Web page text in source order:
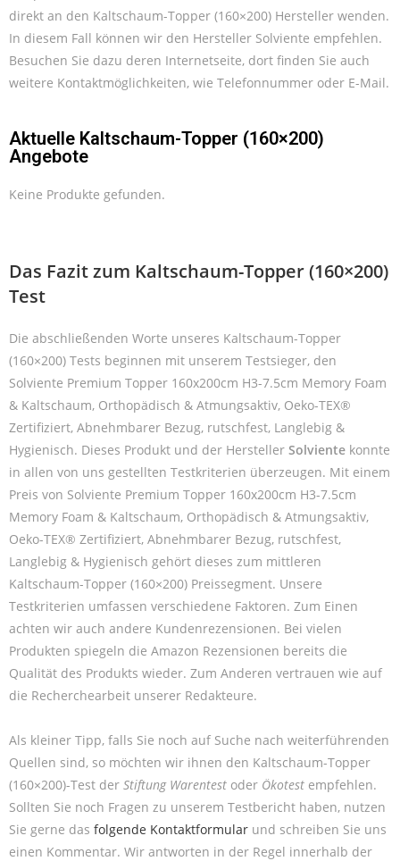
direkt an den Kaltschaum-Topper (160×200) Hersteller wenden.
In diesem Fall können wir den Hersteller Solviente empfehlen.
Besuchen Sie dazu deren Internetseite, dort finden Sie auch
weitere Kontaktmöglichkeiten, wie Telefonnummer oder E-Mail.
Aktuelle Kaltschaum-Topper (160×200)
Angebote
Keine Produkte gefunden.
Das Fazit zum Kaltschaum-Topper (160×200)
Test
Die abschließenden Worte unseres Kaltschaum-Topper
(160×200) Tests beginnen mit unserem Testsieger, den
Solviente Premium Topper 160x200cm H3-7.5cm Memory Foam
& Kaltschaum, Orthopädisch & Atmungsaktiv, Oeko-TEX®
Zertifiziert, Abnehmbarer Bezug, rutschfest, Langlebig &
Hygienisch. Dieses Produkt und der Hersteller Solviente konnte
in allen von uns gestellten Testkriterien überzeugen. Mit einem
Preis von Solviente Premium Topper 160x200cm H3-7.5cm
Memory Foam & Kaltschaum, Orthopädisch & Atmungsaktiv,
Oeko-TEX® Zertifiziert, Abnehmbarer Bezug, rutschfest,
Langlebig & Hygienisch gehört dieses zum mittleren
Kaltschaum-Topper (160×200) Preissegment. Unsere
Testkriterien umfassen verschiedene Faktoren. Zum Einen
achten wir auch andere Kundenrezensionen. Bei vielen
Produkten spiegeln die Amazon Rezensionen bereits die
Qualität des Produkts wieder. Zum Anderen vertrauen wie auf
die Recherchearbeit unserer Redakteure.
Als kleiner Tipp, falls Sie noch auf Suche nach weiterführenden
Quellen sind, so möchten wir ihnen den Kaltschaum-Topper
(160×200)-Test der Stiftung Warentest oder Ökotest empfehlen.
Sollten Sie noch Fragen zu unserem Testbericht haben, nutzen
Sie gerne das folgende Kontaktformular und schreiben Sie uns
einen Kommentar. Wir antworten in der Regel innerhalb der